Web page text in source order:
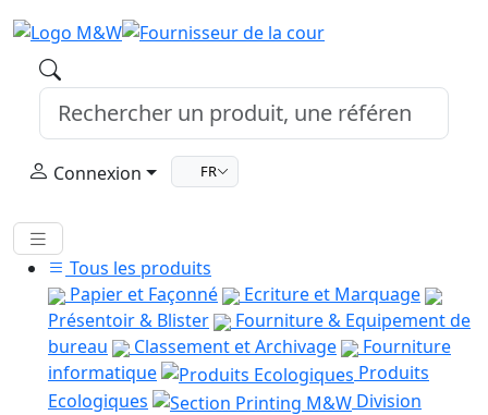
Connexion FR
Tous les produits
Papier et Façonné
Ecriture et Marquage
Présentoir & Blister
Fourniture & Equipement de
bureau
Classement et Archivage
Fourniture
informatique
Produits
Ecologiques
Division